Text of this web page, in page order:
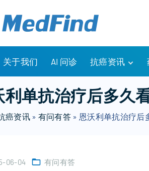
关于我们 AI 问诊 抗癌资讯
有问有答
诊疗指南
药物信息
利单抗治疗后多久
癌资讯» 有问有答 » 恩沃利单抗治疗后
06-04 有问有答